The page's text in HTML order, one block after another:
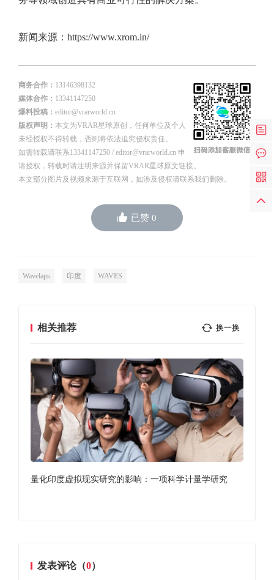
新闻来源： https://www.xrom.in/
商务合作： 13146398132
媒体合作： 13341147250
爆料投稿： editor@vrarworld.cn
版权声明： 本文为VRAR星球原创，任何单位及个人
未经授权不得转载，否则将依法追究侵权责任。
如需转载请联系13341147250 / editor@vrarworld.cn 申
请授权，转载时请注明来源并保留VRAR星球原文链接。
本文部分图片及视频来源于互联网，如涉及侵权请联系我们删除。
已赞 0
Wavelaps 印度 WAVES
相关推荐 换一换
量化印度虚拟现实研究的影响：一项科学计量学研究
发表评论（0）